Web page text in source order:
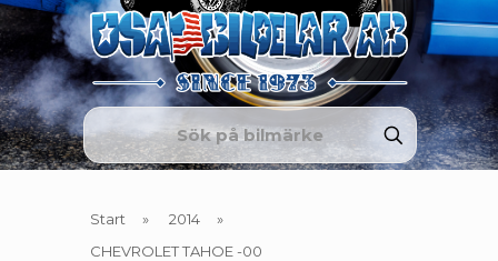
Start » 2014
»
CHEVROLET TAHOE -00